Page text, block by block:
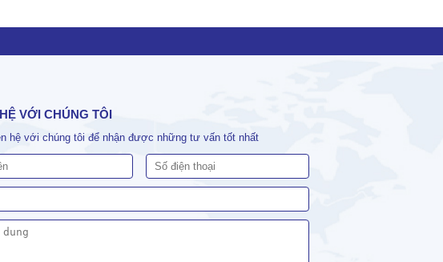
VỚI CHÚNG TÔI
hệ với chúng tôi để nhận được những tư vấn tốt nhất